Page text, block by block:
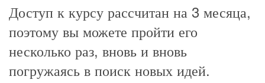
Доступ к курсу рассчитан на 3 месяца,
поэтому вы можете пройти его
несколько раз, вновь и вновь
погружаясь в поиск новых идей.